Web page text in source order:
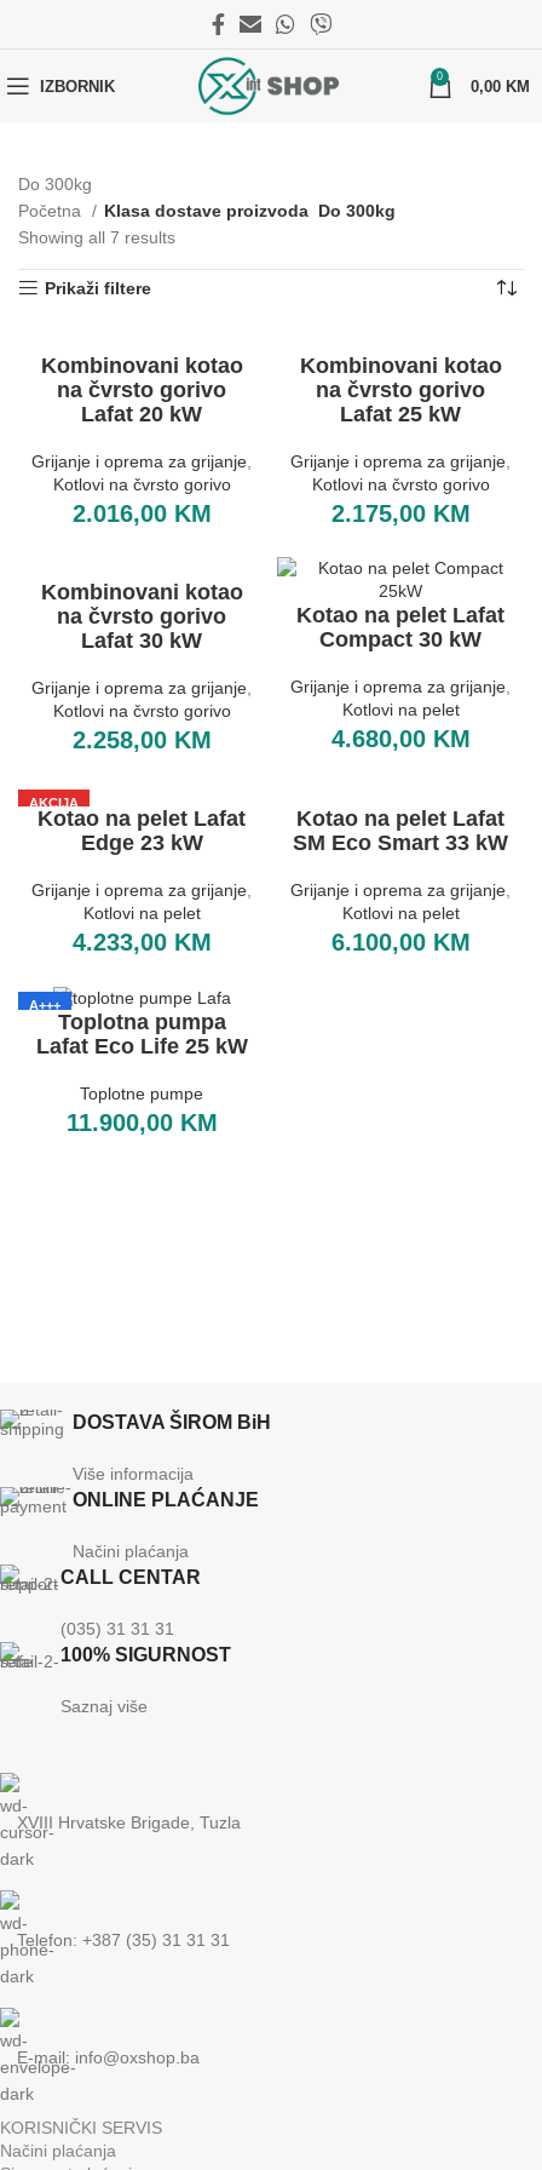
IZBORNIK
0
0,00 KM
Do 300kg
Početna
Klasa dostave proizvoda Do 300kg
Showing all 7 results
Prikaži filtere
Kombinovani kotao
na čvrsto gorivo
Lafat 20 kW
Grijanje i oprema za grijanje
Kotlovi na čvrsto gorivo
2.016,00 KM
Kombinovani kotao
na čvrsto gorivo
Lafat 25 kW
Grijanje i oprema za grijanje
Kotlovi na čvrsto gorivo
2.175,00 KM
Kombinovani kotao
na čvrsto gorivo
Lafat 30 kW
Grijanje i oprema za grijanje
Kotlovi na čvrsto gorivo
2.258,00 KM
Kotao na pelet Lafat
Compact 30 kW
Grijanje i oprema za grijanje
Kotlovi na pelet
4.680,00 KM
AKCIJA
Kotao na pelet Lafat
Edge 23 kW
Grijanje i oprema za grijanje
Kotlovi na pelet
4.233,00 KM
Kotao na pelet Lafat
SM Eco Smart 33 kW
Grijanje i oprema za grijanje
Kotlovi na pelet
6.100,00 KM
A+++
Toplotna pumpa
Lafat Eco Life 25 kW
Toplotne pumpe
11.900,00 KM
DOSTAVA ŠIROM BiH
Više informacija
ONLINE PLAĆANJE
Načini plaćanja
CALL CENTAR
(035) 31 31 31
100% SIGURNOST
Saznaj više
XVIII Hrvatske Brigade, Tuzla
Telefon: +387 (35) 31 31 31
E-mail: info@oxshop.ba
KORISNIČKI SERVIS
Načini plaćanja